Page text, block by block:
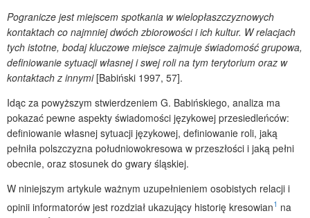
Pogranicze jest miejscem spotkania w wielopłaszczyznowych
kontaktach co najmniej dwóch zbiorowości i ich kultur. W relacjach
tych istotne, bodaj kluczowe miejsce zajmuje świadomość grupowa,
definiowanie sytuacji własnej i swej roli na tym terytorium oraz w
kontaktach z innymi[Babiński 1997, 57].
Idąc za powyższym stwierdzeniem G. Babińskiego, analiza ma
pokazać pewne aspekty świadomości językowej przesiedleńców:
definiowanie własnej sytuacji językowej, definiowanie roli, jaką
pełniła polszczyzna południowokresowa w przeszłości i jaką pełni
obecnie, oraz stosunek do gwary śląskiej.
W niniejszym artykule ważnym uzupełnieniem osobistych relacji i
opinii informatorów jest rozdział ukazujący historię kresowian1 na